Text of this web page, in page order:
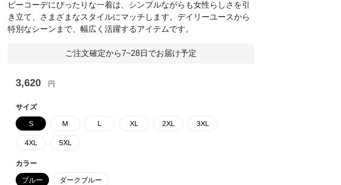
ビーコーデにぴったりな一着は、シンプルながらも女性らしさを引
き立て、さまざまなスタイルにマッチします。デイリーユースから
特別なシーンまで、幅広く活躍するアイテムです。
ご注文確定から7~28日でお届け予定
3,620 円
サイズ
S M L XL 2XL 3XL
4XL 5XL
カラー
ブルー ダークブルー